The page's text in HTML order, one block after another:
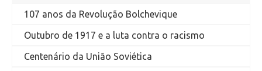
107 anos da Revolução Bolchevique
Outubro de 1917 e a luta contra o racismo
Centenário da União Soviética